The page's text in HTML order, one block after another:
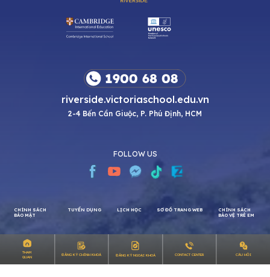
riverside.victoriaschool.edu.vn
2-4 Bến Cần Giuộc, P. Phú Định, HCM
FOLLOW US
CHÍNH SÁCH
TUYỂN DỤNG LỊCH HỌC SƠ ĐỒ TRANG WEB
CHÍNH SÁCH
THAM
QUAN
ĐĂNG KÝ CHÍNH KHOÁ ĐĂNG KÝ NGOẠI KHOÁ CONTACT CENTER CÂU HỎI